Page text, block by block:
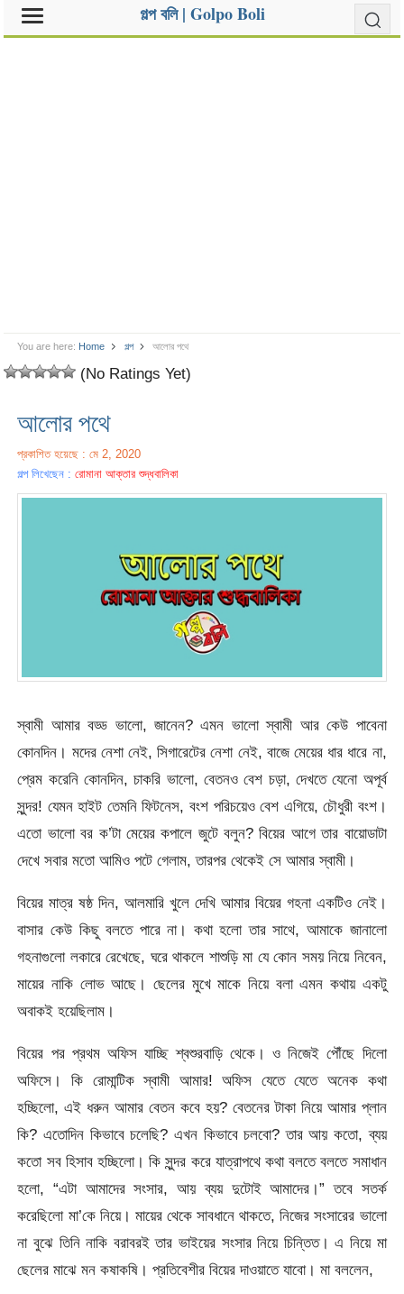
গল্প বলি | Golpo Boli
You are here: Home গল্প আলোর পথে
(No Ratings Yet)
আলোর পথে
প্রকাশিত হয়েছে : মে 2, 2020
গল্প লিখেছেন :রোমানা আক্তার শুদ্ধবালিকা
স্বামী আমার বড্ড ভালো, জানেন? এমন ভালো স্বামী আর কেউ পাবেনা
কোনদিন। মদের নেশা নেই, সিগারেটের নেশা নেই, বাজে মেয়ের ধার ধারে না,
প্রেম করেনি কোনদিন, চাকরি ভালো, বেতনও বেশ চড়া, দেখতে যেনো অপূর্ব
সুন্দর! যেমন হাইট তেমনি ফিটনেস, বংশ পরিচয়েও বেশ এগিয়ে, চৌধুরী বংশ।
এতো ভালো বর ক’টা মেয়ের কপালে জুটে বলুন? বিয়ের আগে তার বায়োডাটা
দেখে সবার মতো আমিও পটে গেলাম, তারপর থেকেই সে আমার স্বামী।
বিয়ের মাত্র ষষ্ঠ দিন, আলমারি খুলে দেখি আমার বিয়ের গহনা একটিও নেই।
বাসার কেউ কিছু বলতে পারে না। কথা হলো তার সাথে, আমাকে জানালো
গহনাগুলো লকারে রেখেছে, ঘরে থাকলে শাশুড়ি মা যে কোন সময় নিয়ে নিবেন,
মায়ের নাকি লোভ আছে। ছেলের মুখে মাকে নিয়ে বলা এমন কথায় একটু
অবাকই হয়েছিলাম।
বিয়ের পর প্রথম অফিস যাচ্ছি শ্বশুরবাড়ি থেকে। ও নিজেই পৌঁছে দিলো
অফিসে। কি রোমান্টিক স্বামী আমার! অফিস যেতে যেতে অনেক কথা
হচ্ছিলো, এই ধরুন আমার বেতন কবে হয়? বেতনের টাকা নিয়ে আমার প্লান
কি? এতোদিন কিভাবে চলেছি? এখন কিভাবে চলবো? তার আয় কতো, ব্যয়
কতো সব হিসাব হচ্ছিলো। কি সুন্দর করে যাত্রাপথে কথা বলতে বলতে সমাধান
হলো, “এটা আমাদের সংসার, আয় ব্যয় দুটোই আমাদের।” তবে সতর্ক
করেছিলো মা’কে নিয়ে। মায়ের থেকে সাবধানে থাকতে, নিজের সংসারের ভালো
না বুঝে তিনি নাকি বরাবরই তার ভাইয়ের সংসার নিয়ে চিন্তিত। এ নিয়ে মা
ছেলের মাঝে মন কষাকষি। প্রতিবেশীর বিয়ের দাওয়াতে যাবো। মা বললেন,